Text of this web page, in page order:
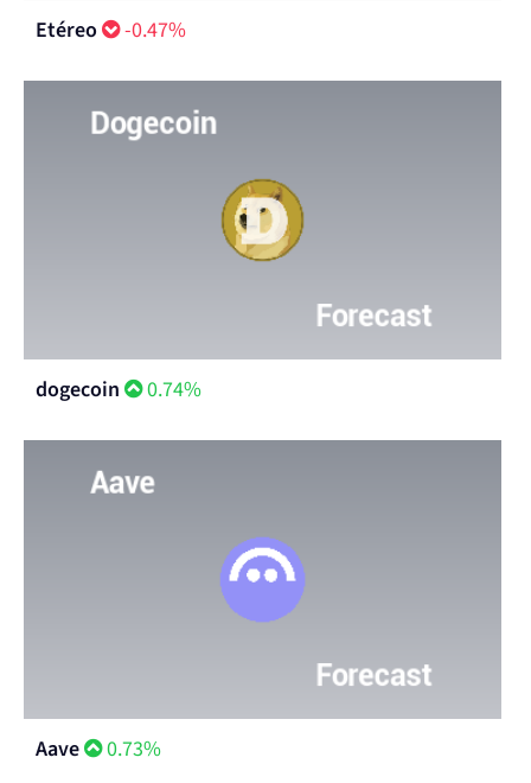
Etéreo -0.47%
dogecoin 0.74%
Aave 0.73%